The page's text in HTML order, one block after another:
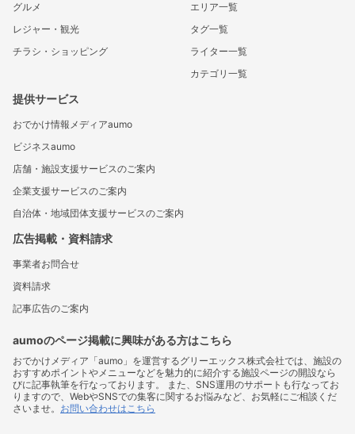
グルメ
レジャー・観光
チラシ・ショッピング
エリア一覧
タグ一覧
ライター一覧
カテゴリ一覧
提供サービス
おでかけ情報メディアaumo
ビジネスaumo
店舗・施設支援サービスのご案内
企業支援サービスのご案内
自治体・地域団体支援サービスのご案内
広告掲載・資料請求
事業者お問合せ
資料請求
記事広告のご案内
aumoのページ掲載に興味がある方はこちら
おでかけメディア「aumo」を運営するグリーエックス株式会社では、施設の
おすすめポイントやメニューなどを魅力的に紹介する施設ページの開設なら
びに記事執筆を行なっております。 また、SNS運用のサポートも行なってお
りますので、WebやSNSでの集客に関するお悩みなど、お気軽にご相談くだ
さいませ。 お問い合わせはこちら